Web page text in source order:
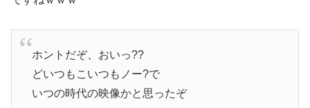
ホントだぞ、おいっ??
どいつもこいつもノー?で
いつの時代の映像かと思ったぞ